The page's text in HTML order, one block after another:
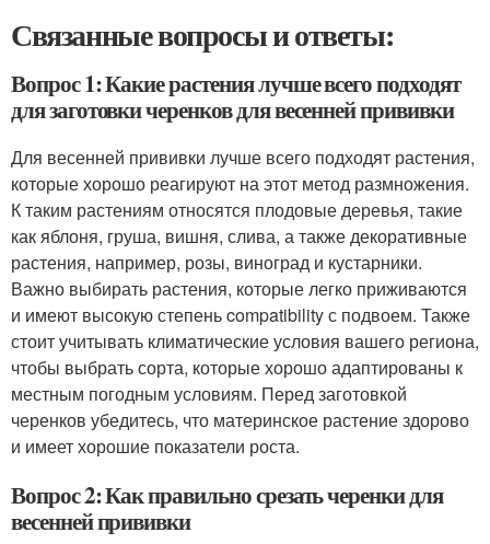
Связанные вопросы и ответы:
Вопрос 1: Какие растения лучше всего подходят
для заготовки черенков для весенней прививки
Для весенней прививки лучше всего подходят растения,
которые хорошо реагируют на этот метод размножения.
К таким растениям относятся плодовые деревья, такие
как яблоня, груша, вишня, слива, а также декоративные
растения, например, розы, виноград и кустарники.
Важно выбирать растения, которые легко приживаются
и имеют высокую степень compatibility с подвоем. Также
стоит учитывать климатические условия вашего региона,
чтобы выбрать сорта, которые хорошо адаптированы к
местным погодным условиям. Перед заготовкой
черенков убедитесь, что материнское растение здорово
и имеет хорошие показатели роста.
Вопрос 2: Как правильно срезать черенки для
весенней прививки